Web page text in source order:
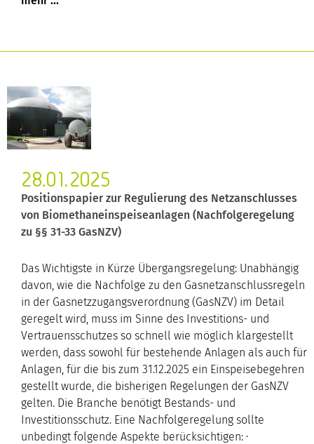
28.01.2025
Positionspapier zur Regulierung des Netzanschlusses
von Biomethaneinspeiseanlagen (Nachfolgeregelung
zu §§ 31-33 GasNZV)
Das Wichtigste in Kürze Übergangsregelung: Unabhängig
davon, wie die Nachfolge zu den Gasnetzanschlussregeln
in der Gasnetzzugangsverordnung (GasNZV) im Detail
geregelt wird, muss im Sinne des Investitions- und
Vertrauensschutzes so schnell wie möglich klargestellt
werden, dass sowohl für bestehende Anlagen als auch für
Anlagen, für die bis zum 31.12.2025 ein Einspeisebegehren
gestellt wurde, die bisherigen Regelungen der GasNZV
gelten. Die Branche benötigt Bestands- und
Investitionsschutz. Eine Nachfolgeregelung sollte
unbedingt folgende Aspekte berücksichtigen: ·